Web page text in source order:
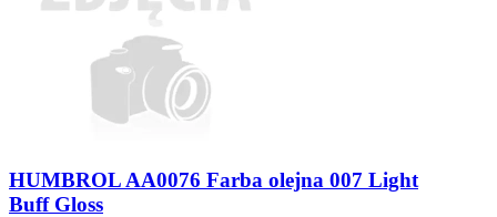
HUMBROL AA0076 Farba olejna 007 Light
Buff Gloss